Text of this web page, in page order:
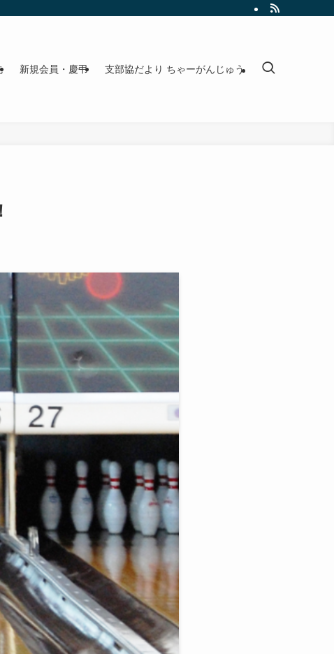
新規会員・慶弔 支部協だより ちゃーがんじゅう